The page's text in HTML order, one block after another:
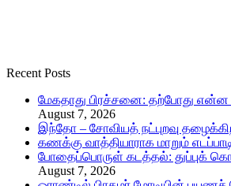
Recent Posts
மேகதாது பிரச்சனை: தற்போது
August 7, 2026
இந்தோ – சோவியத் நட்புறவு
கணக்கு வாத்தியாராக மாறும்
போதைப்பொருள் கடத்தல்: துப்புக்
August 7, 2026